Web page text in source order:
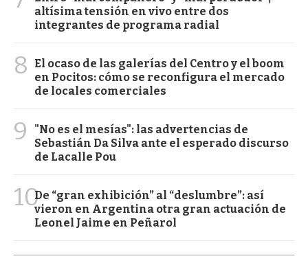
altísima tensión en vivo entre dos
integrantes de programa radial
8
El ocaso de las galerías del Centro y el boom
en Pocitos: cómo se reconfigura el mercado
de locales comerciales
9
"No es el mesías": las advertencias de
Sebastián Da Silva ante el esperado discurso
de Lacalle Pou
10De “gran exhibición” al “deslumbre”: así
vieron en Argentina otra gran actuación de
Leonel Jaime en Peñarol